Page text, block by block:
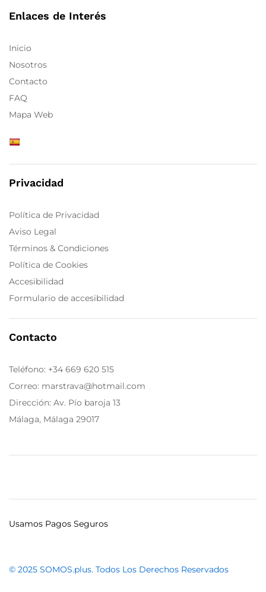
Enlaces de Interés
Inicio
Nosotros
Contacto
FAQ
Mapa Web
Privacidad
Política de Privacidad
Aviso Legal
Términos & Condiciones
Política de Cookies
Accesibilidad
Formulario de accesibilidad
Contacto
Teléfono: +34 669 620 515
Correo: marstrava@hotmail.com
Dirección: Av. Pío baroja 13
Málaga, Málaga 29017
© 2025 SOMOS.plus. Todos Los Derechos Reservados
Usamos Pagos Seguros